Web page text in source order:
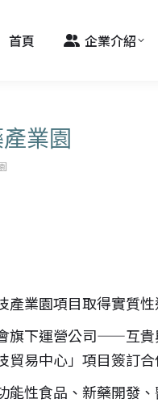
首頁 企業介紹
業園
業園項目取得實質性
旗下運營公司——互
易中心」項目簽訂合
性食品、新藥開發